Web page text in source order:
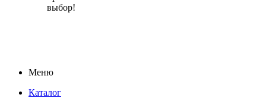
выбор!
Меню
Каталог